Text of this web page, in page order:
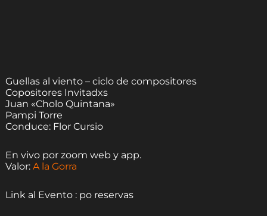
Guellas al viento – ciclo de compositores
Copositores Invitadxs
Juan «Cholo Quintana»
Pampi Torre
Conduce: Flor Cursio
En vivo por zoom web y app.
Valor: A la Gorra
Link al Evento : po reservas